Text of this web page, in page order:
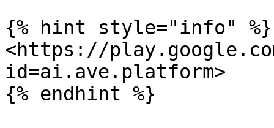
{% hint style="info" %}
<https://
id=ai.ave.platform>
{% endhint %}